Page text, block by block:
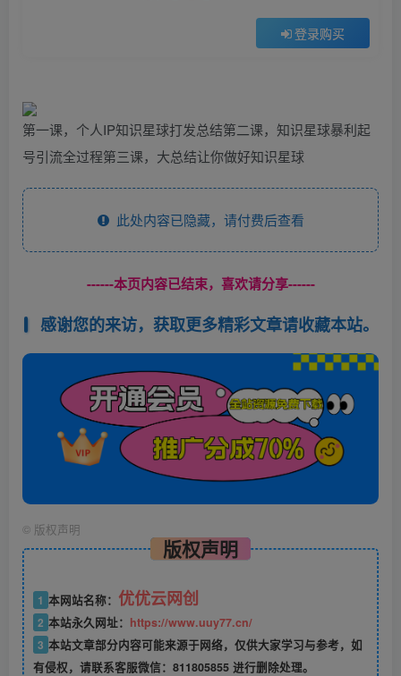
登录购买
第一课，个人IP知识星球打发总结第二课，知识星球暴利起
号引流全过程第三课，大总结让你做好知识星球
此处内容已隐藏，请付费后查看
------本页内容已结束，喜欢请分享------
感谢您的来访，获取更多精彩文章请收藏本站。
© 版权声明
版权声明
1 本网站名称： 优优云网创
2 本站永久网址： https://www.uuy77.cn/
3 本站文章部分内容可能来源于网络，仅供大家学习与参考，如
有侵权，请联系客服微信：811805855 进行删除处理。